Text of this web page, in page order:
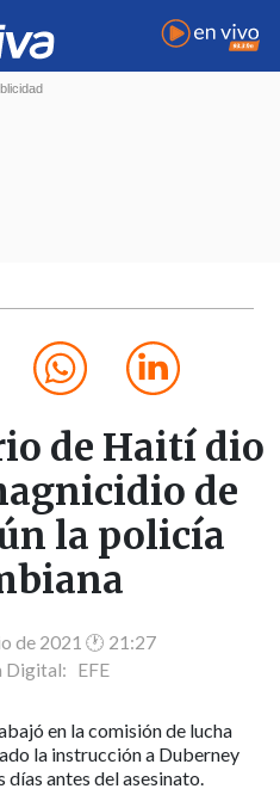
de Haití dio
de
la policía
de 2021 🕐 21:27
Digital: EFE
en la comisión de lucha
la instrucción a Duberney
antes del asesinato.